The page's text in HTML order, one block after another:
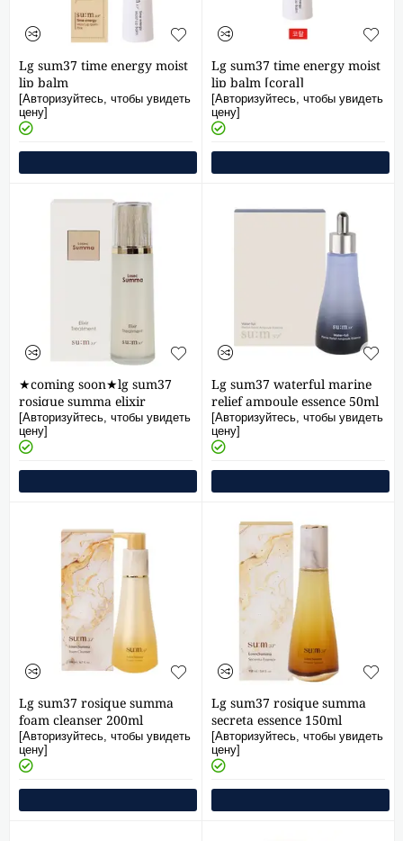
Lg sum37 time energy moist
lip balm
[Авторизуйтесь, чтобы увидеть
цену]
Lg sum37 time energy moist
lip balm [coral]
[Авторизуйтесь, чтобы увидеть
цену]
★coming soon★lg sum37
rosique summa elixir
treatment 150ml
[Авторизуйтесь, чтобы увидеть
цену]
Lg sum37 waterful marine
relief ampoule essence 50ml
[Авторизуйтесь, чтобы увидеть
цену]
Lg sum37 rosique summa
foam cleanser 200ml
[Авторизуйтесь, чтобы увидеть
цену]
Lg sum37 rosique summa
secreta essence 150ml
[Авторизуйтесь, чтобы увидеть
цену]